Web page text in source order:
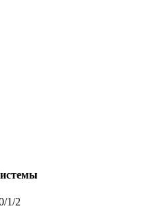
1/2